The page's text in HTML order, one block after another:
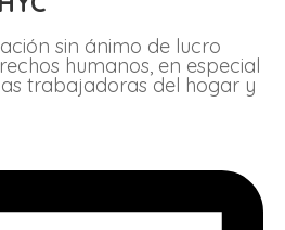
sin ánimo de lucro
humanos, en especial
trabajadoras del hogar y